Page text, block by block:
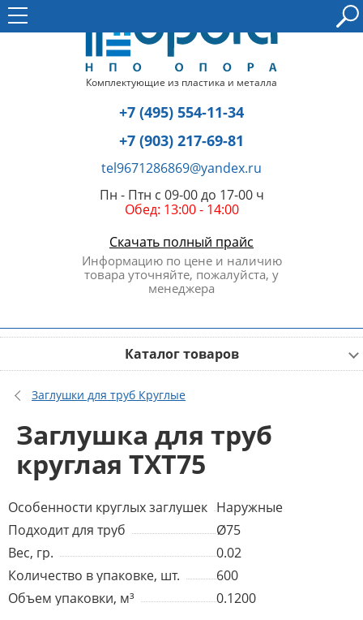
Комплектующие из пластика и металла
+7 (495) 554-11-34
+7 (903) 217-69-81
tel9671286869@yandex.ru
Пн - Птн с 09-00 до 17-00 ч
Обед: 13:00 - 14:00
Скачать полный прайс
Информацию по цене и наличию
товара уточняйте, пожалуйста, у
менеджера
Каталог товаров
Заглушки для труб Круглые
Заглушка для труб
круглая TXT75
Особенности круглых заглушек Наружные
Подходит для труб
Ø75
Вес, гр.
0.02
Количество в упаковке, шт.
600
Объем упаковки, м³
0.1200